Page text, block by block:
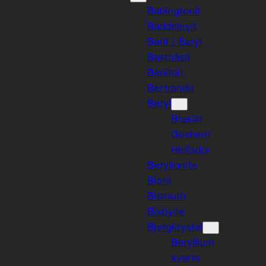
Babingtonit
Baddeleyit
Barit / Baryt
Bastnäsit
Benitoit
Bertrandit
Beryl
Brasilit
Gosherit
Heliodor
Beryllonite
Biotit
Bismuth
Bixbyite
Bjergkrystal
Beryllium
kvarts